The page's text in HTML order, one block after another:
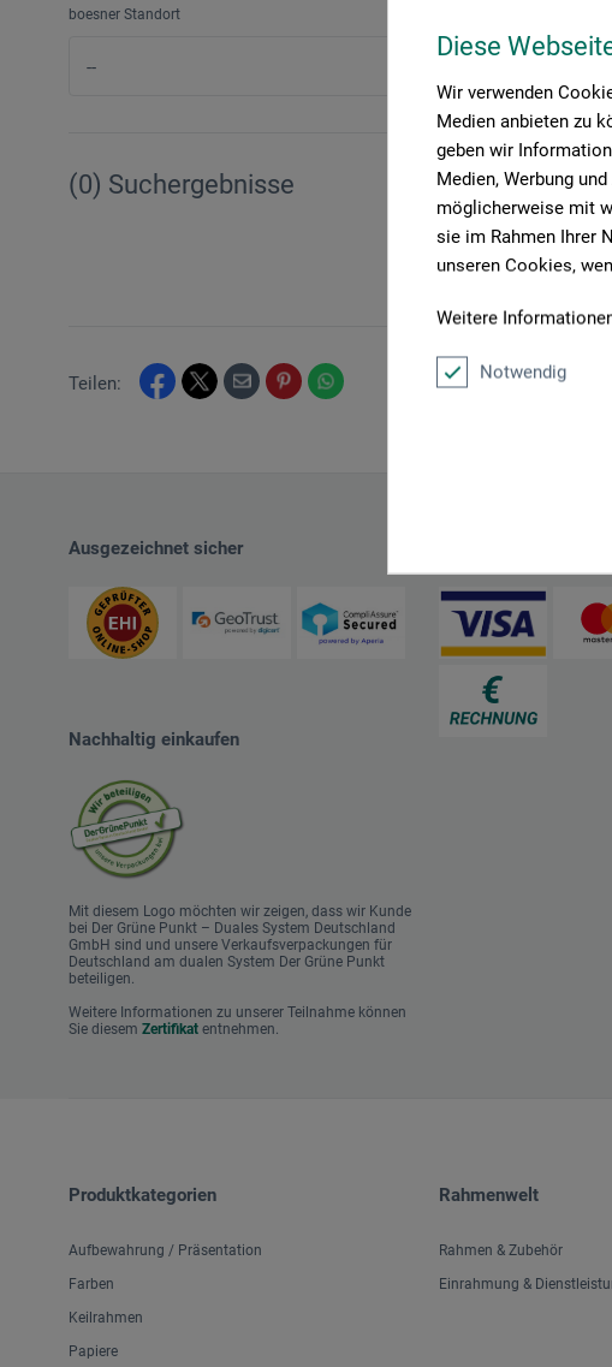
Diese
Wir verwenden
Medien anbieten zu
geben wir
Medien, Werbung
möglicherweise mit
sie im Rahmen Ihrer
unseren Cookies,
Weitere
Notwendig
boesner Standort
(0) Suchergebnisse
Teilen:
Ausgezeichnet sicher
Nachhaltig einkaufen
Mit diesem Logo möchten wir zeigen, dass wir Kunde
bei Der Grüne Punkt – Duales System Deutschland
GmbH sind und unsere Verkaufsverpackungen für
Deutschland am dualen System Der Grüne Punkt
beteiligen.
Weitere Informationen zu unserer Teilnahme können
Sie diesem Zertifikat entnehmen.
Produktkategorien
Aufbewahrung / Präsentation
Farben
Keilrahmen
Papiere
Rahmenwelt
Rahmen & Zubehör
Einrahmung &